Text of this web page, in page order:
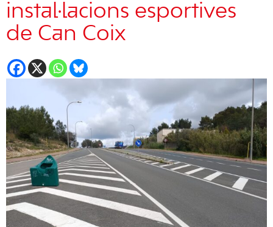
instal·lacions esportives
de Can Coix